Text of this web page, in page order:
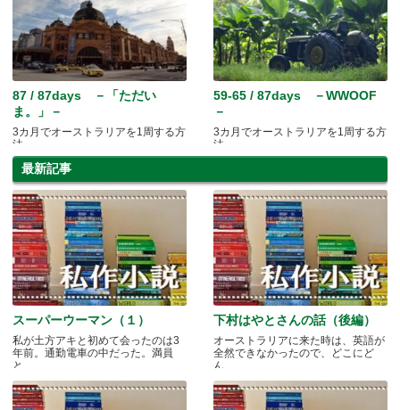
87 / 87days －「ただい
ま。」－
3カ月でオーストラリアを1周する方
法
59-65 / 87days －WWOOF
－
3カ月でオーストラリアを1周する方
法
最新記事
スーパーウーマン（１）
私が土方アキと初めて会ったのは3
年前。通勤電車の中だった。満員
と.....
下村はやとさんの話（後編）
オーストラリアに来た時は、英語が
全然できなかったので、どこにど
ん.....